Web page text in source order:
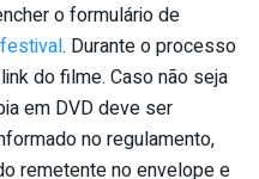
o formulário de
. Durante o processo
do filme. Caso não seja
em DVD deve ser
no regulamento,
remetente no envelope e